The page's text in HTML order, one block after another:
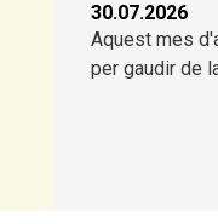
30.07.2026
Aquest mes
per gaudir de